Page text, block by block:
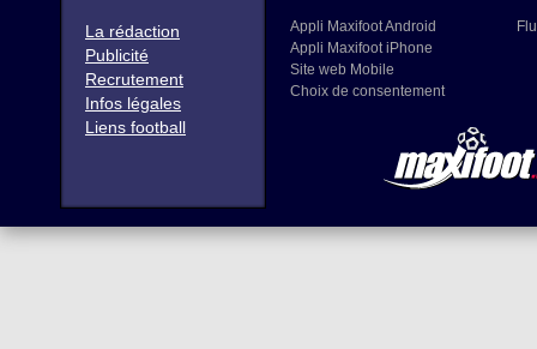
La rédaction
Publicité
Recrutement
Infos légales
Liens football
Appli Maxifoot Android
Appli Maxifoot iPhone
Site web Mobile
Choix de consentement